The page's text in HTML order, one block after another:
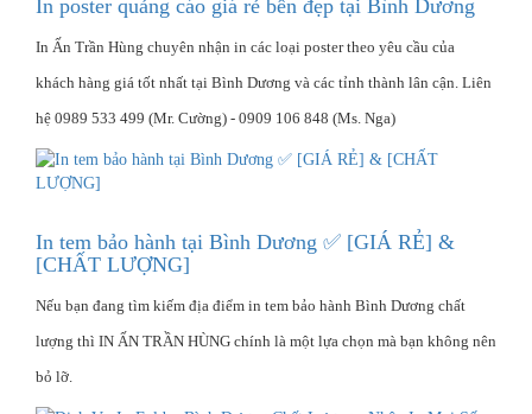
In poster quảng cáo giá rẻ bền đẹp tại Bình Dương
In Ấn Trần Hùng chuyên nhận in các loại poster theo yêu cầu của
khách hàng giá tốt nhất tại Bình Dương và các tỉnh thành lân cận. Liên
hệ 0989 533 499 (Mr. Cường) - 0909 106 848 (Ms. Nga)
In tem bảo hành tại Bình Dương ✅ [GIÁ RẺ] &
[CHẤT LƯỢNG]
Nếu bạn đang tìm kiếm địa điểm in tem bảo hành Bình Dương chất
lượng thì IN ẤN TRẦN HÙNG chính là một lựa chọn mà bạn không nên
bỏ lỡ.